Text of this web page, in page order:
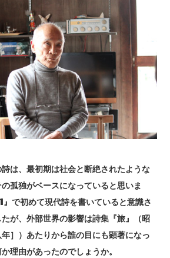
、最初期は社会と断絶されたような
孤独がベースになっていると思いま
で初めて現代詩を書いていると意識さ
が、外部世界の影響は詩集『旅』（昭
］）あたりから誰の目にも顕著になっ
理由があったのでしょうか。